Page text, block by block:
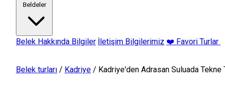
Beldeler
Belek Hakkında Bilgiler İletişim Bilgilerimiz ❤️ Favori Turlar
Belek turları / Kadriye / Kadriye'den Adrasan Suluada Tekne